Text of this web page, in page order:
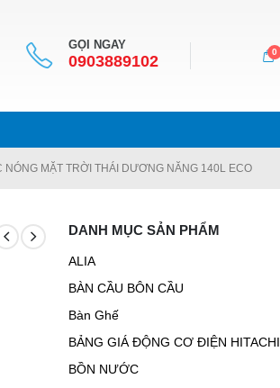
GỌI NGAY
0903889102
0
NÓNG MẶT TRỜI THÁI DƯƠNG NĂNG 140L ECO
DANH MỤC SẢN PHẨM
ALIA
BÀN CẦU BÔN CẦU
Bàn Ghế
BẢNG GIÁ ĐỘNG CƠ ĐIỆN HITACHI
BỒN NƯỚC